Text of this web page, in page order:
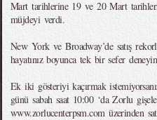
Mart tarihlerine 19 ve 20 Mart
müjdeyi verdi.
New York ve Broadway’de satış
hayatınız boyunca tek bir sefer
Ek iki gösteriyi kaçırmak
günü sabah saat 10:00 ‘da Zorlu
www.zorlucenterpsm.com üzerinden